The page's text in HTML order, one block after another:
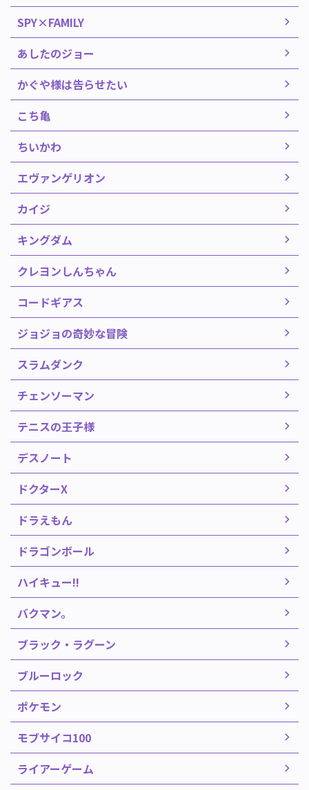
SPY×FAMILY
あしたのジョー
かぐや様は告らせたい
こち亀
ちいかわ
エヴァンゲリオン
カイジ
キングダム
クレヨンしんちゃん
コードギアス
ジョジョの奇妙な冒険
スラムダンク
チェンソーマン
テニスの王子様
デスノート
ドクターX
ドラえもん
ドラゴンボール
ハイキュー!!
バクマン。
ブラック・ラグーン
ブルーロック
ポケモン
モブサイコ100
ライアーゲーム